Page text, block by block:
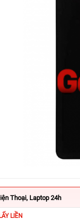
Thoại, Laptop 24h
LIỀN